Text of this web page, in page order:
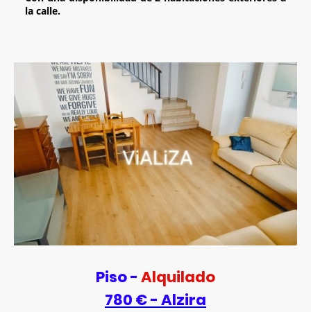
la calle.
Piso -Alquilado
780 € - Alzira